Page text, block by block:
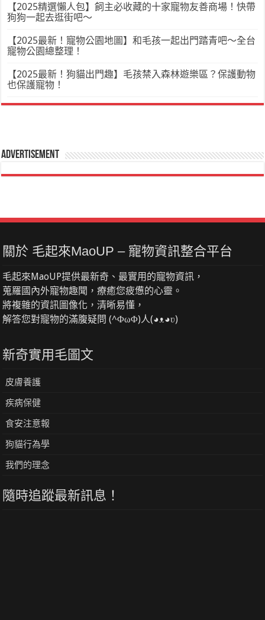
【2025精選懶人包】飼主必收藏的十家寵物友善商場！快帶
狗狗一起去逛街吧～
【2025最新！寵物公園地圖】和毛孩一起出門踏青吧～全台
寵物公園總整理！
【2025最新！狗貓出門趣】毛孩禁入森林遊樂區？保護動物
也保護寵物！
Advertisement
關於 毛起來MaoUP – 寵物資訊整合平台
毛起來MaoUP提供最新奇、最實用的寵物資訊，
蒐羅國內外寵物趣聞，療癒您疲憊的心靈。
將複雜的資訊圖像化，清晰易懂，
解答您對寵物的滿腹疑問 (^ΦωΦ)人(◕ᴥ◕ʋ)
新奇實用毛圖文
皮膚養護
疾病保健
食安注意報
狗貓行為學
我們的理念
隨時追蹤最新訊息！